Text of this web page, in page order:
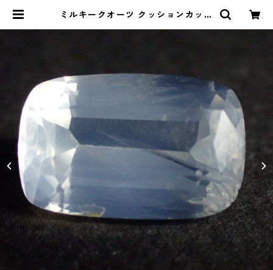
ミルキークオーツ クッションカット